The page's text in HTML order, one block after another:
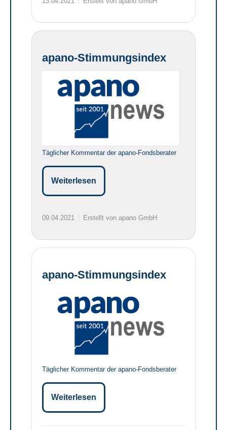
apano-Stimmungsindex
Täglicher Kommentar der apano-Fondsberater
Weiterlesen
09.04.2021 Erstellt von apano GmbH
apano-Stimmungsindex
Täglicher Kommentar der apano-Fondsberater
Weiterlesen